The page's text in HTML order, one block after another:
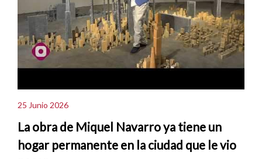
25 Junio 2026
La obra de Miquel Navarro ya tiene un
hogar permanente en la ciudad que le vio